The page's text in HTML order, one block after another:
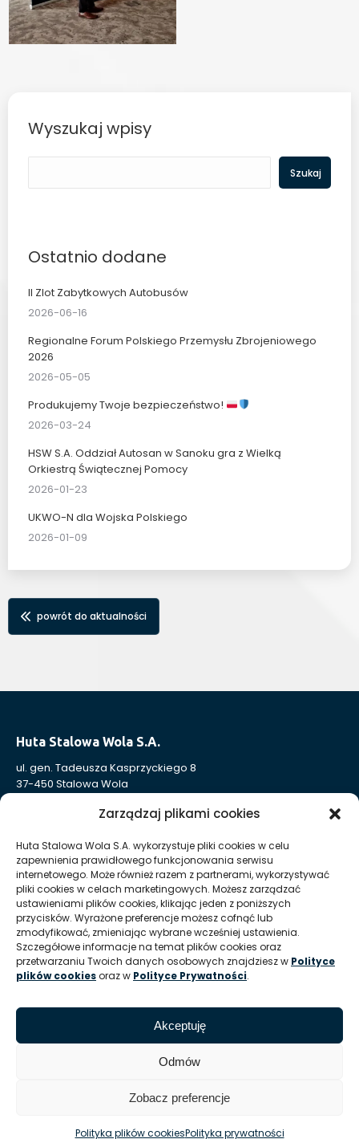
Zarządzaj plikami cookies
Huta Stalowa Wola S.A. wykorzystuje pliki cookies w celu
zapewnienia prawidłowego funkcjonowania serwisu
internetowego. Może również razem z partnerami, wykorzystywać
pliki cookies w celach marketingowych. Możesz zarządzać
ustawieniami plików cookies, klikając jeden z poniższych
przycisków. Wyrażone preferencje możesz cofnąć lub
zmodyfikować, zmieniając wybrane wcześniej ustawienia.
Szczegółowe informacje na temat plików cookies oraz
przetwarzaniu Twoich danych osobowych znajdziesz w Polityce
plików cookiesoraz w Polityce Prywatności.
Akceptuję
Odmów
Zobacz preferencje
Polityka plików cookiesPolityka prywatności
Wyszukaj wpisy
Szukaj
Ostatnio dodane
II Zlot Zabytkowych Autobusów
2026-06-16
Regionalne Forum Polskiego Przemysłu Zbrojeniowego
2026
2026-05-05
Produkujemy Twoje bezpieczeństwo!
2026-03-24
HSW S.A. Oddział Autosan w Sanoku gra z Wielką
Orkiestrą Świątecznej Pomocy
2026-01-23
UKWO-N dla Wojska Polskiego
2026-01-09
powrót do aktualności
Huta Stalowa Wola S.A.
ul. gen. Tadeusza Kasprzyckiego 8
37-450 Stalowa Wola
Nr KRS: 0000004324
REGON: 830005443
Sąd Rejonowy w Rzeszowie, XII Wydział Gospodarczy
Krajowego Rejestru Sądowego
Kapitał Zakładowy: 332 905 973,00 zł – opłacony w całości
Huta Stalowa Wola S.A. Oddział Autosan w Sanoku
ul. Lipińskiego 109
REGON Oddziału 830005443-00214
T: